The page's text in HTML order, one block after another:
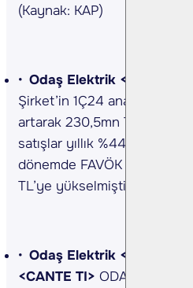
(Kaynak: KAP)
Odaş Elektrik <ODAS TI>
Şirket’in 1Ç24 ana ortaklık
artarak 230,5mn TL’ye
satışlar yıllık %44 azalarak
dönemde FAVÖK ise yıllık
TL’ye yükselmiştir.
Odaş Elektrik <ODAS TI>,
<CANTE TI> ODAŞ